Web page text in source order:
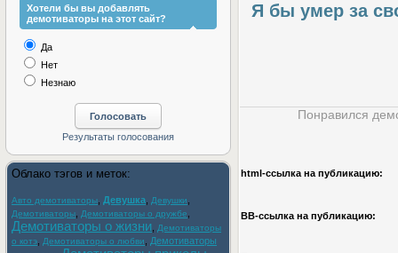
Я бы умер за
Понравился
html-cсылка на публикацию:
BB-cсылка на публикацию:
Хотели бы вы добавлять
демотиваторы на этот сайт?
Да
Нет
Незнаю
Облако тэгов и меток:
Авто демотиваторы Девушка Девушки
Демотиваторы Демотиваторы о дружбе
Демотиваторы о жизни
Демотиваторы
о котэ
Демотиваторы о любви
Демотиваторы